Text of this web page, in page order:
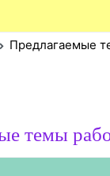
Предлагаемые
темы